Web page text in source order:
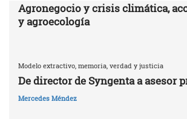
Agronegocio y crisis climática,
y agroecología
Modelo extractivo, memoria, verdad y justicia
De director de Syngenta a asesor
Mercedes Méndez